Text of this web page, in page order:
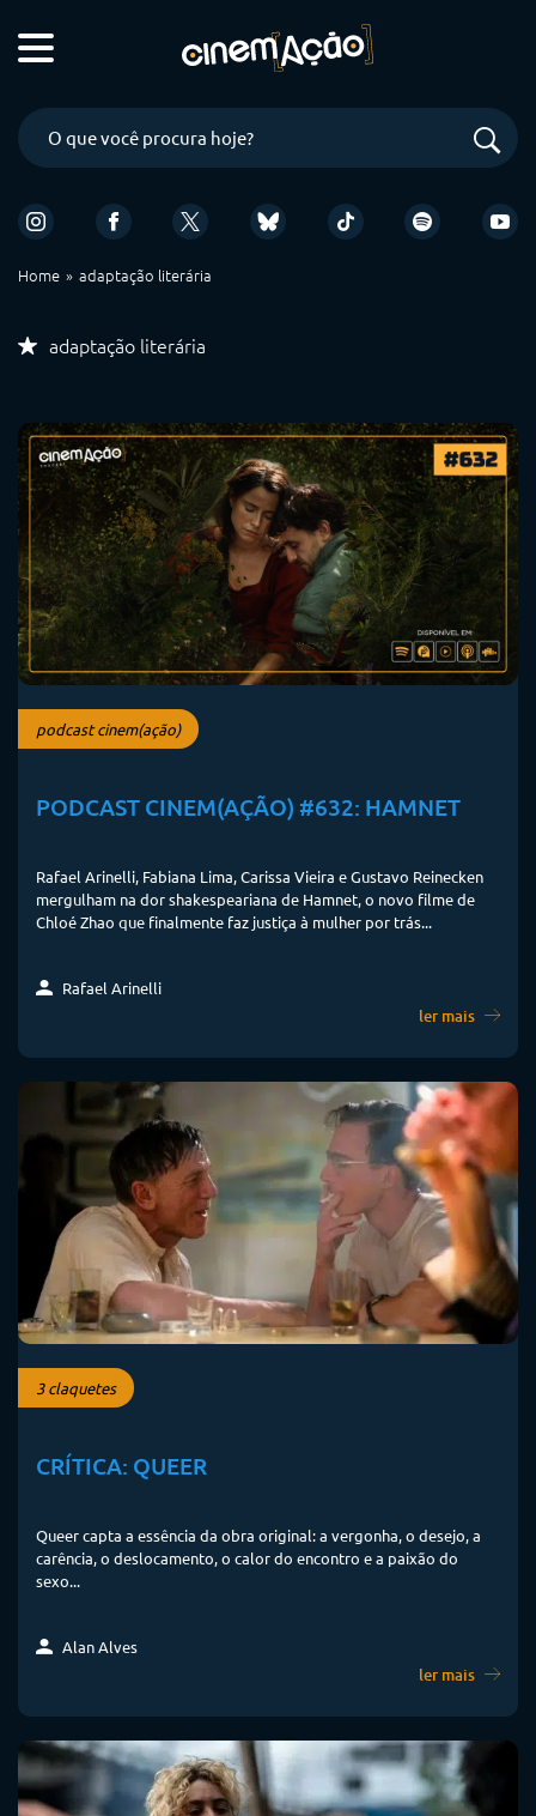
Home adaptação literária
adaptação literária
podcast cinem(ação)
PODCAST CINEM(AÇÃO) #632: HAMNET
Rafael Arinelli, Fabiana Lima, Carissa Vieira e Gustavo Reinecken
mergulham na dor shakespeariana de Hamnet, o novo filme de
Chloé Zhao que finalmente faz justiça à mulher por trás...
Rafael Arinelli
ler mais
3 claquetes
CRÍTICA: QUEER
Queer capta a essência da obra original: a vergonha, o desejo, a
carência, o deslocamento, o calor do encontro e a paixão do
sexo...
Alan Alves
ler mais